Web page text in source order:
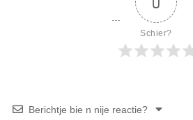
Schier?
Berichtje bie n nije reactie?